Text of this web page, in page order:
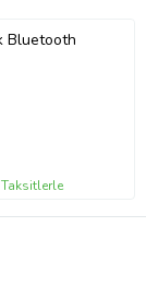
Bluetooth